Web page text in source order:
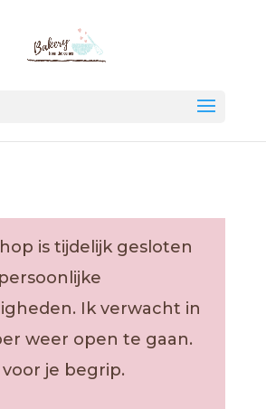
is tijdelijk gesloten
Ik verwacht in
weer open te gaan.
je begrip.